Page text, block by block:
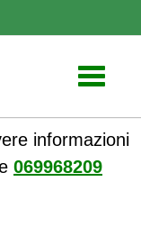
Toggle
informazioni
069968209